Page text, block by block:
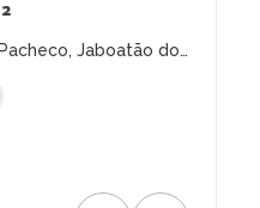
Jaboatão dos